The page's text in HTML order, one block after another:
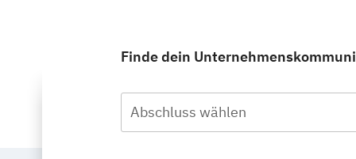
Finde dein
Abschluss wählen